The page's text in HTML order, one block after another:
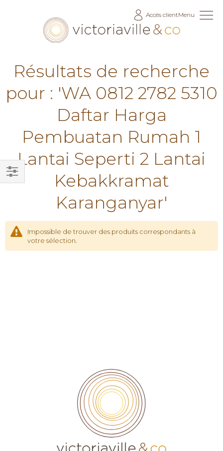
Accès clientMenu
Résultats de recherche
pour : 'WA 0812 2782 5310
Daftar Harga
Pembuatan Rumah 1
Lantai Seperti 2 Lantai
Kebakkramat
Karanganyar'
Impossible de trouver des produits correspondants à
votre sélection.
Filtrer